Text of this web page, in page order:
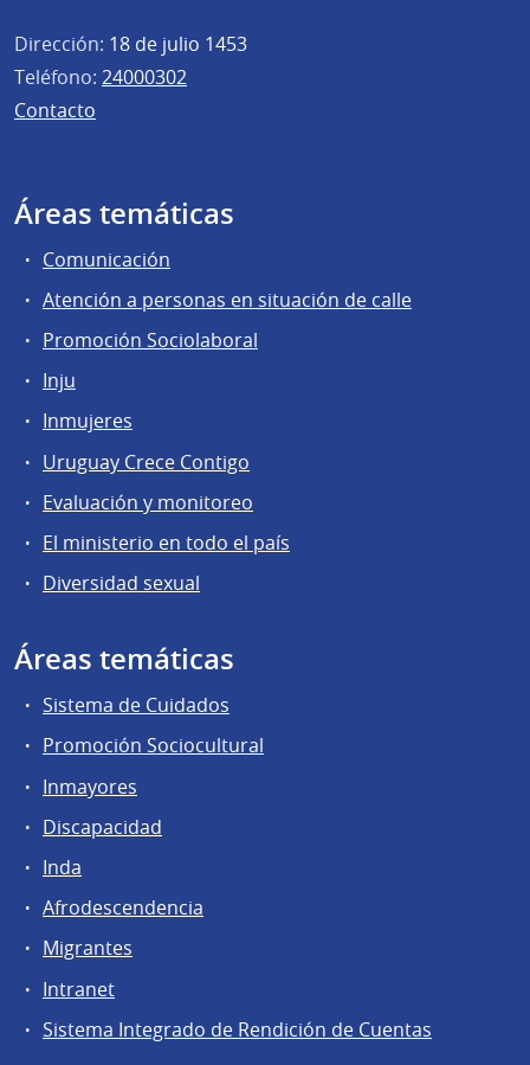
Dirección: 18 de julio 1453
Teléfono: 24000302
Contacto
Áreas temáticas
Comunicación
Atención a personas en situación de calle
Promoción Sociolaboral
Inju
Inmujeres
Uruguay Crece Contigo
Evaluación y monitoreo
El ministerio en todo el país
Diversidad sexual
Áreas temáticas
Sistema de Cuidados
Promoción Sociocultural
Inmayores
Discapacidad
Inda
Afrodescendencia
Migrantes
Intranet
Sistema Integrado de Rendición de Cuentas